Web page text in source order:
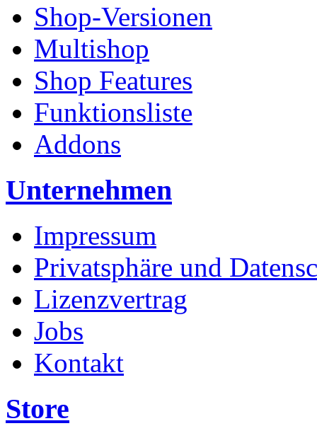
Shop-Versionen
Multishop
Shop Features
Funktionsliste
Addons
Unternehmen
Impressum
Privatsphäre und
Lizenzvertrag
Jobs
Kontakt
Store